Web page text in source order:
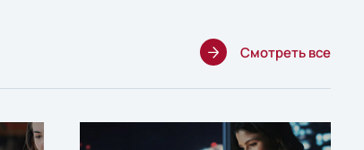
Смотреть все